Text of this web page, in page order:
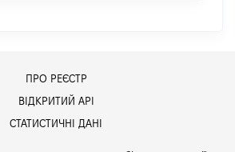
ПРО РЕЄСТР
ВІДКРИТИЙ АРІ
СТАТИСТИЧНІ ДАНІ